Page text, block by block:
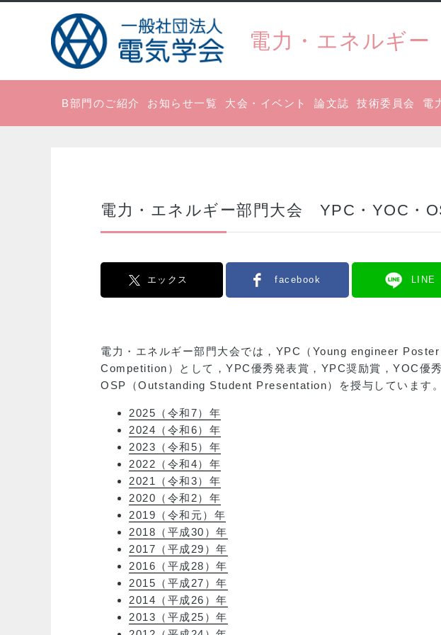
電力・エネルギー
B部門のご紹介 お知らせ一覧 大会・イベント 論文誌 技術委員会 電
電力・エネルギー部門大会 YPC・YOC・
エックス facebook LINE
電力・エネルギー部門大会では，YPC（Young engineer
Competition）として，YPC優秀発表賞，YPC奨励賞，YOC優
OSP（Outstanding Student Presentation）を授与しています
2025（令和7）年
2024（令和6）年
2023（令和5）年
2022（令和4）年
2021（令和3）年
2020（令和2）年
2019（令和元）年
2018（平成30）年
2017（平成29）年
2016（平成28）年
2015（平成27）年
2014（平成26）年
2013（平成25）年